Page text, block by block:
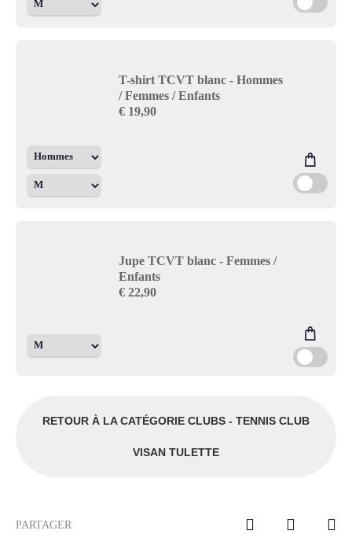
T-shirt TCVT blanc - Hommes
/ Femmes / Enfants
€ 19,90
Jupe TCVT blanc - Femmes /
Enfants
€ 22,90
RETOUR À LA CATÉGORIE CLUBS - TENNIS CLUB
VISAN TULETTE
PARTAGER